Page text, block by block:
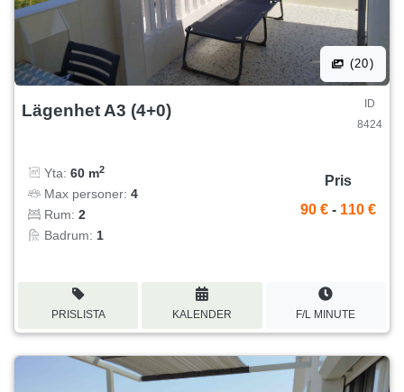
(20)
Lägenhet A3 (4+0)
ID
8424
Yta: 60 m2
Max personer: 4
Rum: 2
Badrum: 1
Pris
90 € - 110 €
PRISLISTA KALENDER F/L MINUTE